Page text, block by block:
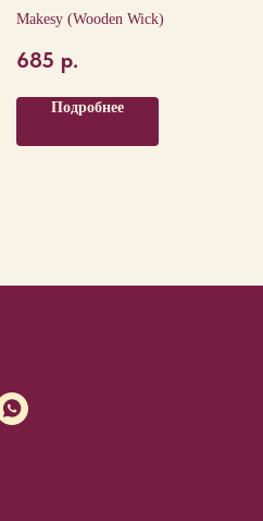
PALO SANTO
Makesy (Wooden Wick)
685 р.
Подробнее